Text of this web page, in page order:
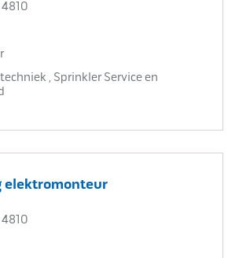
, Sprinkler Service en
elektromonteur